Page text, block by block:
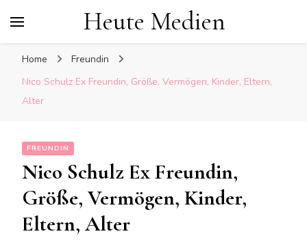
Heute Medien
Home
Freundin
Nico Schulz Ex Freundin, Größe, Vermögen, Kinder, Eltern,
Alter
FREUNDIN
Nico Schulz Ex Freundin,
Größe, Vermögen, Kinder,
Eltern, Alter